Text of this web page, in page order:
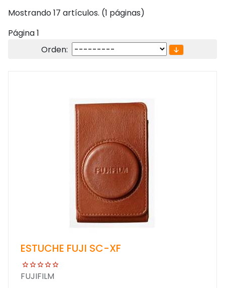
Mostrando 17 artículos. (1 páginas)
Página 1
Orden:
ESTUCHE FUJI SC-XF
FUJIFILM